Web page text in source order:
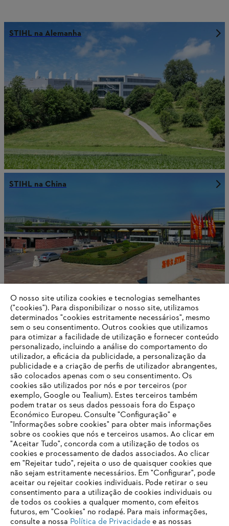
STIHL na Alemanha
STIHL na China
STIHL nas Filipinas
Informações para fornecedores
Produtos
Contato
Carreira
Sistema de denúncia
O nosso site utiliza cookies e tecnologias semelhantes
("cookies"). Para disponibilizar o nosso site, utilizamos
determinados "cookies estritamente necessários", mesmo
sem o seu consentimento. Outros cookies que utilizamos
para otimizar a facilidade de utilização e fornecer conteúdo
personalizado, incluindo a análise do comportamento do
utilizador, a eficácia da publicidade, a personalização da
publicidade e a criação de perfis de utilizador abrangentes,
são colocados apenas com o seu consentimento. Os
cookies são utilizados por nós e por terceiros (por
exemplo, Google ou Tealium). Estes terceiros também
podem tratar os seus dados pessoais fora do Espaço
Económico Europeu. Consulte "Configuração" e
"Informações sobre cookies" para obter mais informações
sobre os cookies que nós e terceiros usamos. Ao clicar em
"Aceitar Tudo", concorda com a utilização de todos os
cookies e processamento de dados associados. Ao clicar
em "Rejeitar tudo", rejeita o uso de quaisquer cookies que
não sejam estritamente necessários. Em "Configurar", pode
aceitar ou rejeitar cookies individuais. Pode retirar o seu
consentimento para a utilização de cookies individuais ou
de todos os cookies a qualquer momento, com efeitos
futuros, em "Cookies" no rodapé. Para mais informações,
consulte a nossa Política de Privacidadee as nossas